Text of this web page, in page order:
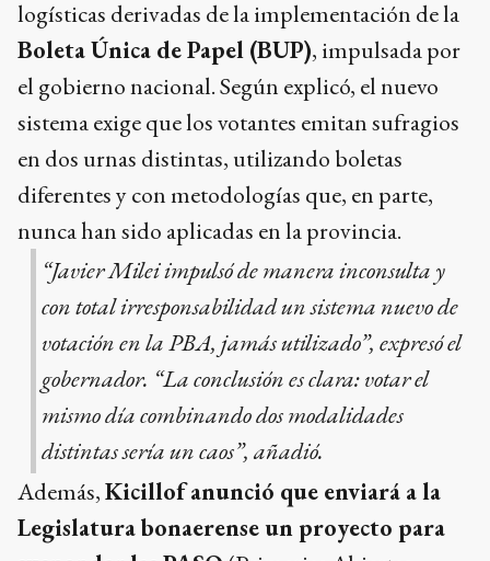
logísticas derivadas de la implementación de la
Boleta Única de Papel (BUP), impulsada por
el gobierno nacional. Según explicó, el nuevo
sistema exige que los votantes emitan sufragios
en dos urnas distintas, utilizando boletas
diferentes y con metodologías que, en parte,
nunca han sido aplicadas en la provincia.
“Javier Milei impulsó de manera inconsulta y
con total irresponsabilidad un sistema nuevo de
votación en la PBA, jamás utilizado”, expresó el
gobernador. “La conclusión es clara: votar el
mismo día combinando dos modalidades
distintas sería un caos”, añadió.
Además,Kicillof anunció que enviará a la
Legislatura bonaerense un proyecto para